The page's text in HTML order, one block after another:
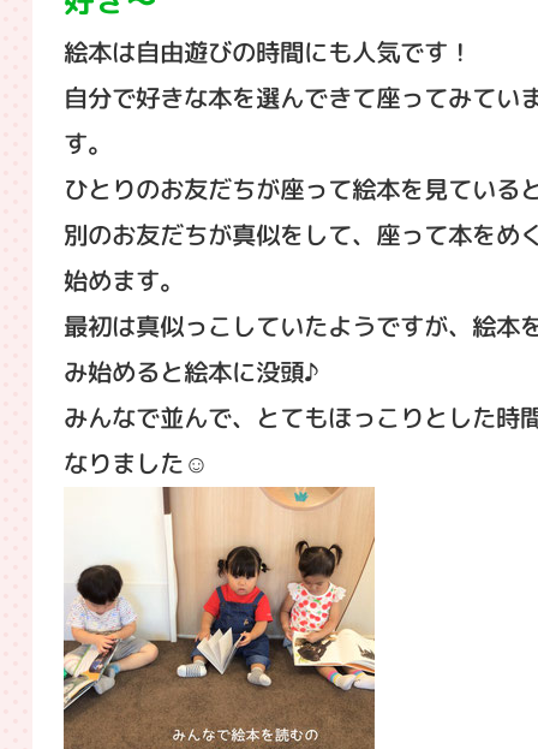
絵本は自由遊びの時間にも人気です！
自分で好きな本を選んできて座ってみてい
す。
ひとりのお友だちが座って絵本を見ている
別のお友だちが真似をして、座って本をめ
始めます。
最初は真似っこしていたようですが、絵本
み始めると絵本に没頭♪
みんなで並んで、とてもほっこりとした時
なりました☺